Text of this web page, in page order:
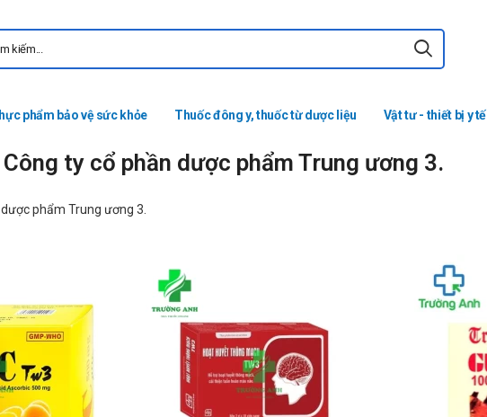
phẩm bảo vệ sức khỏe Thuốc đông y, thuốc từ dược liệu Vật tư - thiết bị y tế
ty cổ phần dược phẩm Trung ương 3.
phẩm Trung ương 3.